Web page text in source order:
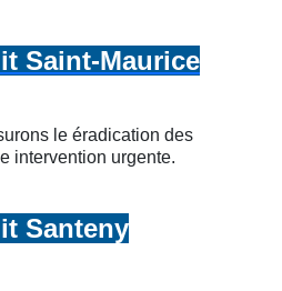
Saint-Maurice
le éradication des
intervention urgente.
Santeny